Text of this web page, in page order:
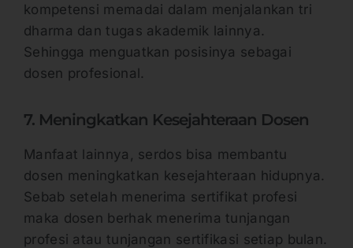
kompetensi memadai dalam menjalankan tri
dharma dan tugas akademik lainnya.
Sehingga menguatkan posisinya sebagai
dosen profesional.
7. Meningkatkan Kesejahteraan Dosen
Manfaat lainnya, serdos bisa membantu
dosen meningkatkan kesejahteraan hidupnya.
Sebab setelah menerima sertifikat profesi
maka dosen berhak menerima tunjangan
profesi atau tunjangan sertifikasi setiap bulan.